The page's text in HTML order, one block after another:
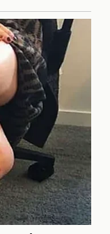
es su
La Casa de los
las reglas y
decisiones. Su
supervisa las
que también
eliminaciones y
de su liderazgo,
y fomentar la